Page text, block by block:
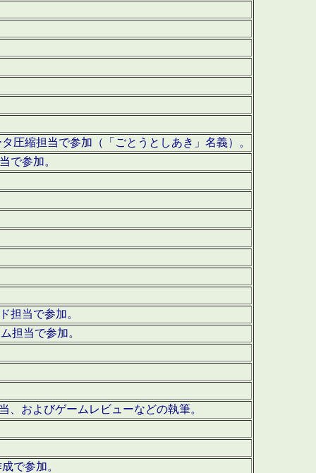
圧縮担当で参加（「ごとうとしあき」名義）。
で参加。
担当で参加。
担当で参加。
、およびゲームレビューなどの執筆。
で参加。